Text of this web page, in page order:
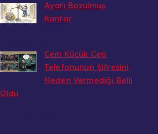
Ayarı Bozulmuş
Kantar
Cem Küçük Cep
Telefonunun Şifresini
Neden Vermediği Belli
Oldu